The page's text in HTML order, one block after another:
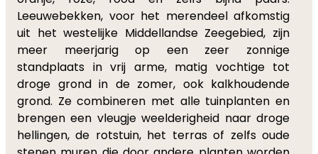
Leeuwebekken, voor het merendeel afkomstig
uit het westelijke Middellandse Zeegebied, zijn
meer meerjarig op een zeer zonnige
standplaats in vrij arme, matig vochtige tot
droge grond in de zomer, ook kalkhoudende
grond. Ze combineren met alle tuinplanten en
brengen een vleugje weelderigheid naar droge
hellingen, de rotstuin, het terras of zelfs oude